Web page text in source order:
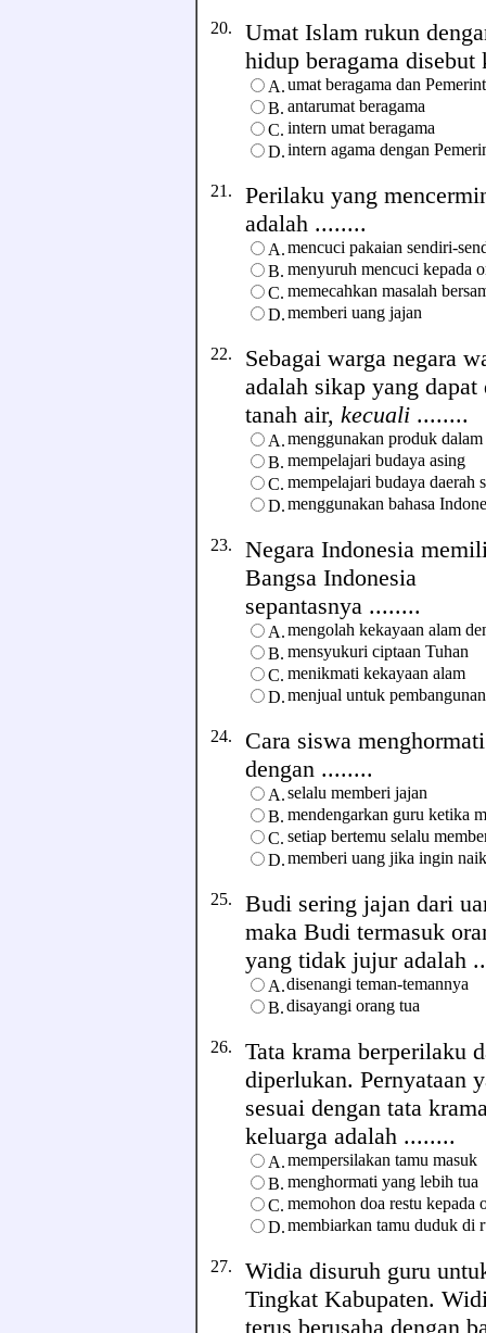
20. Umat Islam rukun
hidup beragama
A.umat beragama dan
B. antarumat beragama
C. intern umat beragama
D.intern agama dengan
21. Perilaku yang
adalah ........
A.mencuci pakaian sendiri-
B. menyuruh mencuci kepada
C. memecahkan masalah
D.memberi uang jajan
22. Sebagai warga negara
adalah sikap yang
tanah air, kecuali ........
A.menggunakan produk
B. mempelajari budaya asing
C. mempelajari budaya daerah
D.menggunakan bahasa
23. Negara Indonesia
Bangsa Indonesia
sepantasnya ........
A.mengolah kekayaan alam
B. mensyukuri ciptaan Tuhan
C. menikmati kekayaan alam
D.menjual untuk pembangunan
24. Cara siswa
dengan ........
A.selalu memberi jajan
B. mendengarkan guru ketika
C. setiap bertemu selalu
D.memberi uang jika ingin
25. Budi sering jajan dari
maka Budi termasuk
yang tidak jujur adalah
A.disenangi teman-temannya
B.disayangi orang tua
26. Tata krama berperilaku
diperlukan. Pernyataan
sesuai dengan tata
keluarga adalah ........
A.mempersilakan tamu masuk
B. menghormati yang lebih tua
C. memohon doa restu kepada
D.membiarkan tamu duduk di
27. Widia disuruh guru
Tingkat Kabupaten.
terus berusaha dengan